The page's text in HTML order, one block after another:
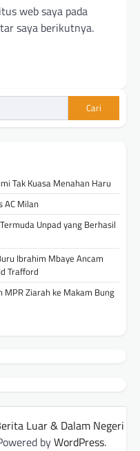
web saya pada
saya berikutnya.
Cari
Tak Kuasa Menahan Haru
AC Milan
Unpad yang Berhasil
Ibrahim Mbaye Ancam
Trafford
MPR Ziarah ke Makam Bung
Luar & Dalam Negeri
byWordPress.